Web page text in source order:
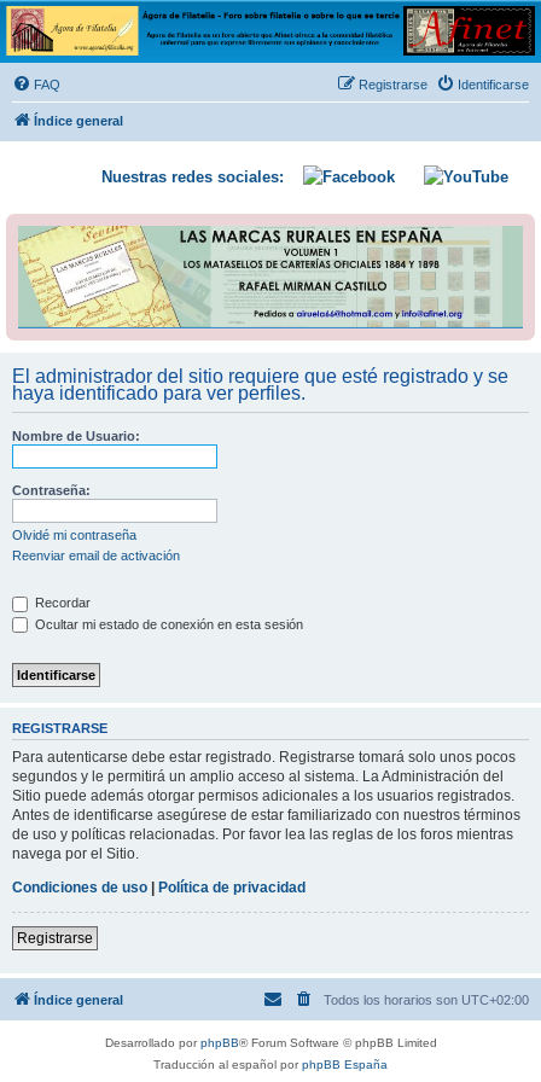
Ágora de Filatelia
Foro sobre filatelia o sobre lo que se tercie. Ágora de Filatelia es un foro abierto que Afinet
ofrece a la comunidad filatélica universal para que exprese libremente sus opiniones y
conocimientos
FAQ Identificarse
Registrarse
Índice general
Nuestras redes sociales:
El administrador del sitio requiere que esté registrado y se
haya identificado para ver perfiles.
Nombre de Usuario:
Contraseña:
Olvidé mi contraseña
Reenviar email de activación
Recordar
Ocultar mi estado de conexión en esta sesión
REGISTRARSE
Para autenticarse debe estar registrado. Registrarse tomará solo unos pocos
segundos y le permitirá un amplio acceso al sistema. La Administración del
Sitio puede además otorgar permisos adicionales a los usuarios registrados.
Antes de identificarse asegúrese de estar familiarizado con nuestros términos
de uso y políticas relacionadas. Por favor lea las reglas de los foros mientras
navega por el Sitio.
Condiciones de uso | Política de privacidad
Registrarse
Índice general Todos los horarios son UTC+02:00
Desarrollado porphpBB® Forum Software © phpBB Limited
Traducción al español porphpBB España